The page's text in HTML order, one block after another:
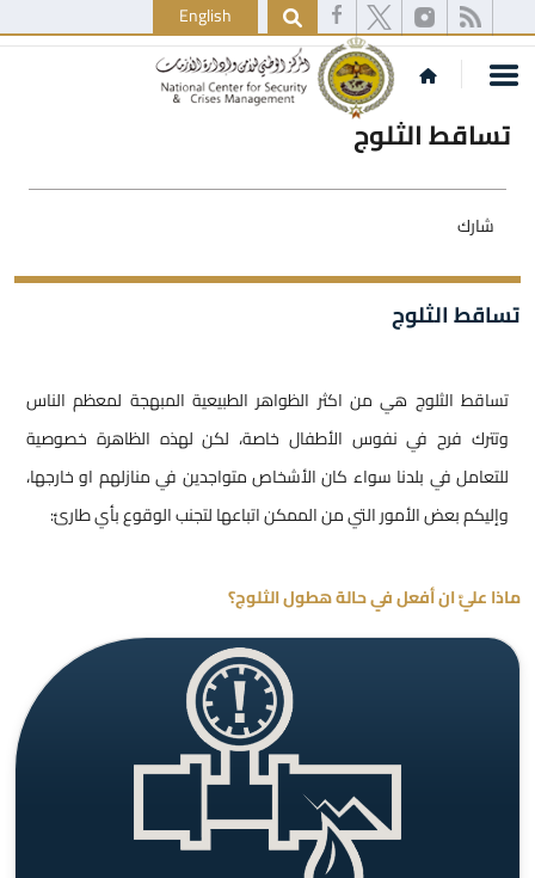
English
تساقط الثلوج
شارك
تساقط الثلوج
تساقط الثلوج هي من اكثر الظواهر الطبيعية المبهجة لمعظم الناس
وتترك فرح في نفوس الأطفال خاصة، لكن لهذه الظاهرة خصوصية
للتعامل في بلدنا سواء كان الأشخاص متواجدين في منازلهم او خارجها،
وإليكم بعض الأمور التي من الممكن اتباعها لتجنب الوقوع بأي طارئ:
ماذا عليَّ ان أفعل في حالة هطول الثلوج؟